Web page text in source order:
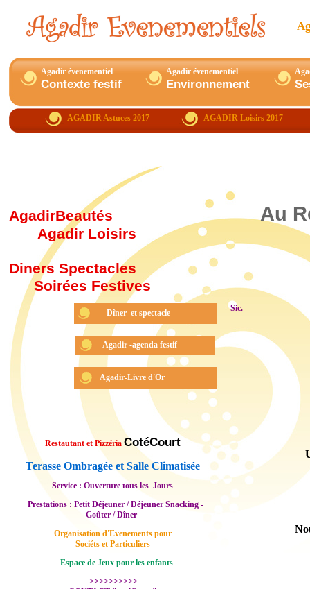
Agadir évenementiel
Contexte festif
Agadir évenementiel
Environnement
AGADIRAstuces 2017 AGADIR Loisirs 2017
AgadirBeautésAu
Agadir Loisirs
Diners Spectacles
Soirées Festives
Dîner et spectacle
Agadir -agenda festif
Agadir-Livre d'Or
Restautant et Pizzéria CotéCourt
Terasse Ombragée et Salle Climatisée
Service : Ouverture tous les Jours
Prestations : Petit Déjeuner / Déjeuner Snacking -
Goûter / Dîner
Organisation d'Evenements pour
Sociéts et Particuliers
Espace de Jeux pour les enfants
>>>>>>>>>>
Sic.